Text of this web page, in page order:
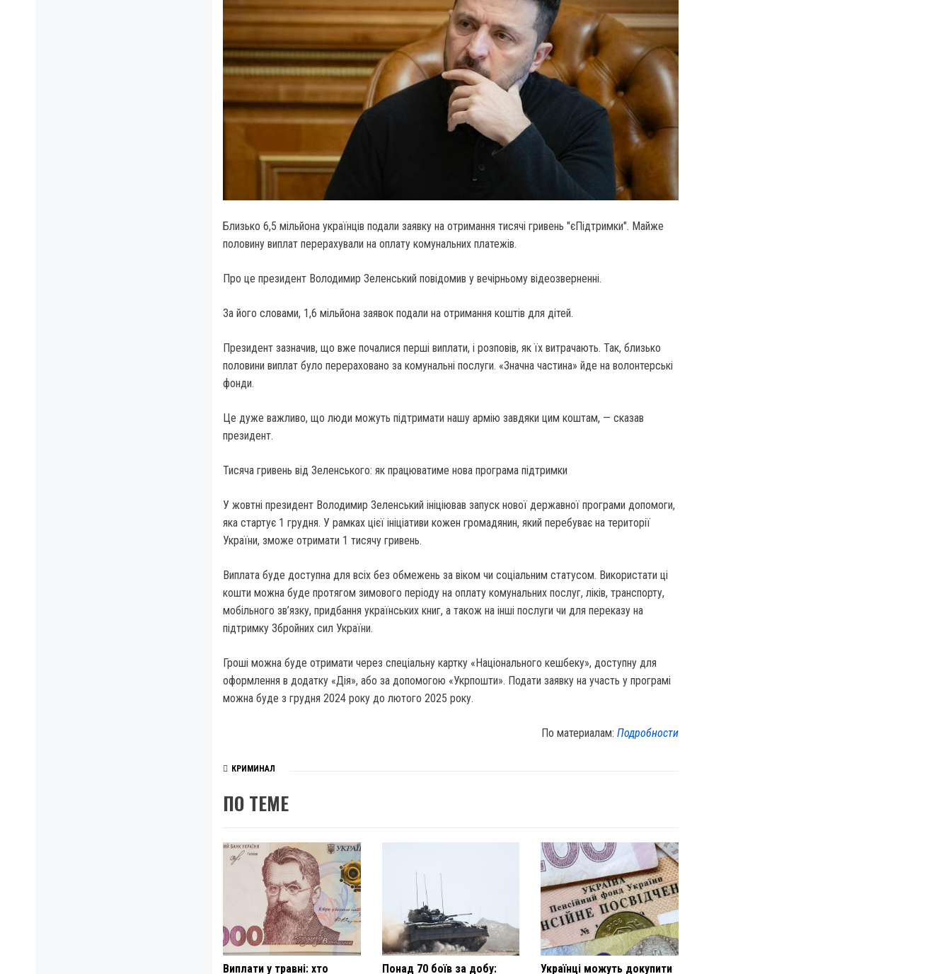
Близько 6,5 мільйона українців подали заявку на отримання тисячі гривень "єПідтримки". Майже
половину виплат перерахували на оплату комунальних платежів.
Про це президент Володимир Зеленський повідомив у вечірньому відеозверненні.
За його словами, 1,6 мільйона заявок подали на отримання коштів для дітей.
Президент зазначив, що вже почалися перші виплати, і розповів, як їх витрачають. Так, близько
половини виплат було перераховано за комунальні послуги. «Значна частина» йде на волонтерські
фонди.
Це дуже важливо, що люди можуть підтримати нашу армію завдяки цим коштам, — сказав
президент.
Тисяча гривень від Зеленського: як працюватиме нова програма підтримки
У жовтні президент Володимир Зеленський ініціював запуск нової державної програми допомоги,
яка стартує 1 грудня. У рамках цієї ініціативи кожен громадянин, який перебуває на території
України, зможе отримати 1 тисячу гривень.
Виплата буде доступна для всіх без обмежень за віком чи соціальним статусом. Використати ці
кошти можна буде протягом зимового періоду на оплату комунальних послуг, ліків, транспорту,
мобільного зв’язку, придбання українських книг, а також на інші послуги чи для переказу на
підтримку Збройних сил України.
Гроші можна буде отримати через спеціальну картку «Національного кешбеку», доступну для
оформлення в додатку «Дія», або за допомогою «Укрпошти». Подати заявку на участь у програмі
можна буде з грудня 2024 року до лютого 2025 року.
По материалам:Подробности
КРИМИНАЛ
ПО ТЕМЕ
Виплати у травні: хто
Понад 70 боїв за добу:
Українці можуть докупити